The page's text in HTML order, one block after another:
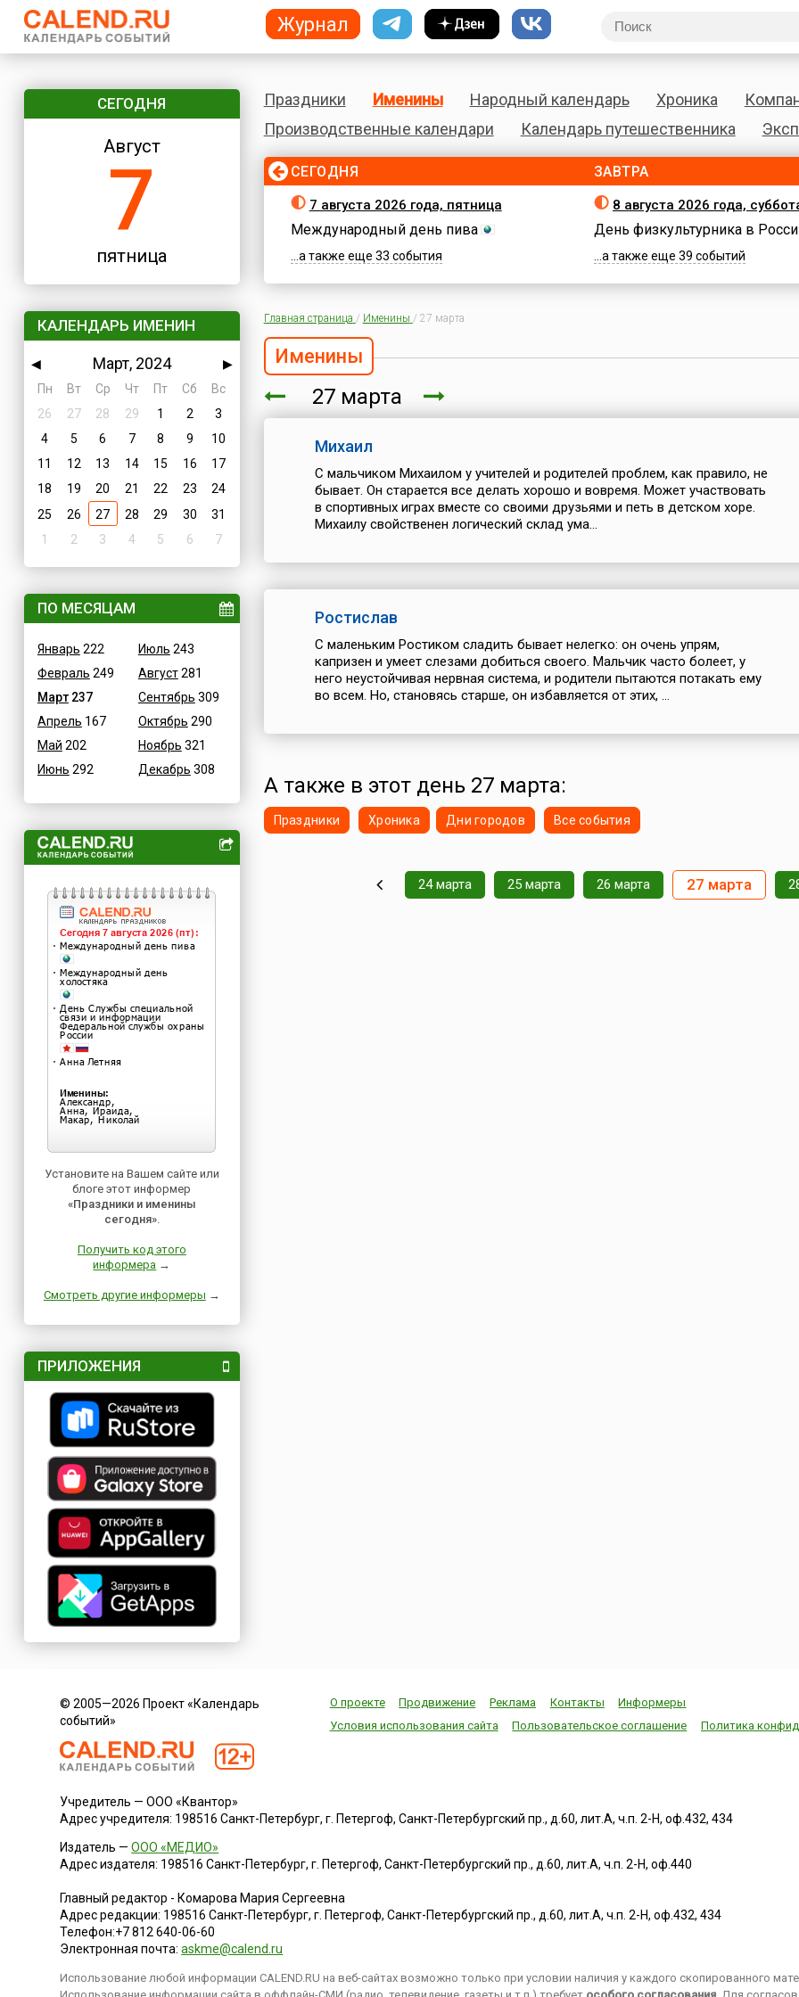
СЕГОДНЯ
Август
7
пятница
КАЛЕНДАРЬ ИМЕНИН
◀ Март, 2024
▶
Пн
Вт Ср Чт Пт Сб
Вс
26
27 28 29 1 2
3
4
5 6 7 8 9
10
11
12 13 14 15 16
17
18
19 20 21 22 23
24
25
26 27 28 29 30
31
1
2 3 4 5 6 7
ПО МЕСЯЦАМ
Январь 222
Февраль 249
Март237
Апрель 167
Май 202
Июнь 292
Июль 243
Август281
Сентябрь 309
Октябрь 290
Ноябрь 321
Декабрь 308
Установите на Вашем сайте или
блоге этот информер
«Праздники и именины
сегодня».
Получить код этого
информера →
Смотреть другие информеры →
ПРИЛОЖЕНИЯ
Праздники Именины Народный календарь Хроника
Производственные календари
Календарь путешественника
СЕГОДНЯ
7 августа 2026 года, пятница
Международный день пива
...а также еще 33 события
ЗАВТРА
8 августа 2026 года,
День физкультурника в
...а также еще 39 событий
Главная страница / Именины / 27 марта
Именины
27 марта
Михаил
С мальчиком Михаилом у учителей и родителей проблем, как правило, не
бывает. Он старается все делать хорошо и вовремя. Может участвовать
в спортивных играх вместе со своими друзьями и петь в детском хоре.
Михаилу свойственен логический склад ума...
Ростислав
С маленьким Ростиком сладить бывает нелегко: он очень упрям,
капризен и умеет слезами добиться своего. Мальчик часто болеет, у
него неустойчивая нервная система, и родители пытаются потакать ему
во всем. Но, становясь старше, он избавляется от этих, ...
А также в этот день 27 марта:
Праздники Хроника Дни городов Все события
24 марта 25 марта 26 марта 27 марта
© 2005—2026 Проект «Календарь
событий»
О проекте Продвижение Реклама Контакты
Информеры
Условия использования сайта
Пользовательское соглашение Политика
Учредитель — ООО «Квантор»
Адрес учредителя: 198516 Санкт-Петербург, г. Петергоф, Санкт-Петербургский пр., д.60, лит.А, ч.п. 2-Н, оф.432, 434
Издатель —ООО «МЕДИО»
Адрес издателя: 198516 Санкт-Петербург, г. Петергоф, Санкт-Петербургский пр., д.60, лит.А, ч.п. 2-Н, оф.440
Главный редактор - Комарова Мария Сергеевна
Адрес редакции: 198516 Санкт-Петербург, г. Петергоф,Санкт-Петербургский пр., д.60, лит.А, ч.п. 2-Н, оф.432, 434
Телефон:+7 812 640-06-60
Электронная почта:askme@calend.ru
Использование любой информации CALEND.RU на веб-сайтах возможно только при условии наличия у каждого скопированного
Журнал